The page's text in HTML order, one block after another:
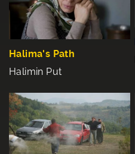
Halima's Path
Halimin Put